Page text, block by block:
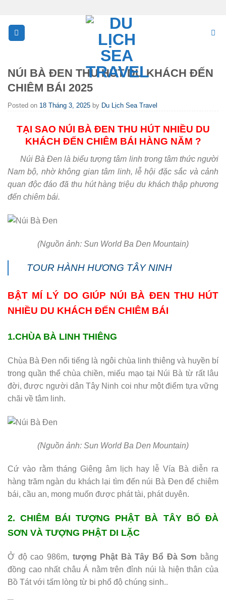
content
NÚI BÀ ĐEN THU HÚT DU KHÁCH ĐẾN
CHIÊM BÁI 2025
Posted on 18 Tháng 3, 2025 by Du Lịch Sea Travel
TẠI SAO NÚI BÀ ĐEN THU HÚT NHIỀU DU
KHÁCH ĐẾN CHIÊM BÁI HÀNG NĂM ?
Núi Bà Đen là biểu tượng tâm linh trong tâm thức người
Nam bộ, nhờ không gian tâm linh, lễ hội đặc sắc và cảnh
quan độc đáo đã thu hút hàng triệu du khách thập phương
đến chiêm bái.
(Nguồn ảnh: Sun World Ba Den Mountain)
TOUR HÀNH HƯƠNG TÂY NINH
BẬT MÍ LÝ DO GIÚP NÚI BÀ ĐEN THU HÚT
NHIỀU DU KHÁCH ĐẾN CHIÊM BÁI
1.CHÙA BÀ LINH THIÊNG
Chùa Bà Đen nổi tiếng là ngôi chùa linh thiêng và huyền bí
trong quần thể chùa chiền, miếu mạo tại Núi Bà từ rất lâu
đời, được người dân Tây Ninh coi như một điểm tựa vững
chãi về tâm linh.
(Nguồn ảnh: Sun World Ba Den Mountain)
Cứ vào rằm tháng Giêng âm lịch hay lễ Vía Bà diễn ra
hàng trăm ngàn du khách lại tìm đến núi Bà Đen để chiêm
bái, cầu an, mong muốn được phát tài, phát duyên.
2. CHIÊM BÁI TƯỢNG PHẬT BÀ TÂY BỔ ĐÀ
SƠN VÀ TƯỢNG PHẬT DI LẶC
Ở độ cao 986m, tượng Phật Bà Tây Bổ Đà Sơn bằng
đồng cao nhất châu Á nằm trên đỉnh núi là hiện thân của
Bồ Tát với tấm lòng từ bi phổ độ chúng sinh..